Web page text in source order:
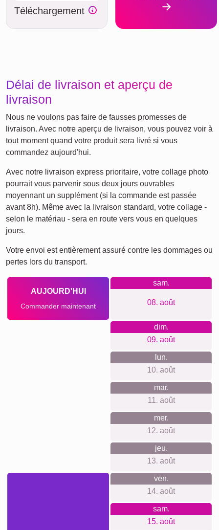
Téléchargement
Délai de livraison et aperçu de
livraison
Nous ne voulons pas faire de fausses promesses de
livraison. Avec notre aperçu de livraison, vous pouvez voir à
tout moment quand votre produit sera livré si vous
commandez aujourd'hui.
Avec notre livraison express prioritaire, votre collage photo
pourrait vous parvenir sous deux jours ouvrables
moyennant un supplément (si la commande est passée
avant 8h). Même avec la livraison standard, votre collage -
selon le matériau - sera en route vers vous en quelques
jours.
Votre envoi est entièrement assuré contre les dommages ou
pertes lors du transport.
AUJOURD'HUI
Commander maintenant
sam.
08. août
dim.
09. août
lun.
10. août
mar.
11. août
mer.
12. août
jeu.
13. août
ven.
14. août
sam.
15. août